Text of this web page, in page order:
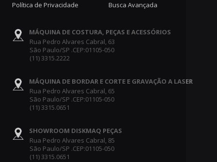
Política de Privacidade
Busca Avançada
MÁQUINA DE COSTURA, PEÇAS E ACESSÓRIOS
Rua Pedro Alvares Cabral, 63
São Paulo/SP .CEP:01105-050
(11) 3315.2222
MÁQUINA DE BORDAR E CORTE E GRAVAÇÃO A LASER
Rua Pedro Alvares Cabral, 65
São Paulo/SP .CEP:01105-050
(11) 3315.0651
SHOWROOM DISKMAQ PEÇAS
Rua Pedro Alvares Cabral, 85
São Paulo/SP .CEP:01105-050
(11) 3315.0651